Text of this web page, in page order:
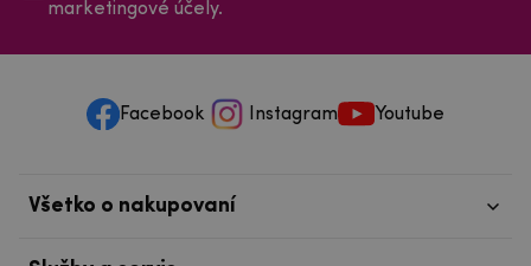
marketingové účely.
Facebook Instagram Youtube
Všetko o nakupovaní